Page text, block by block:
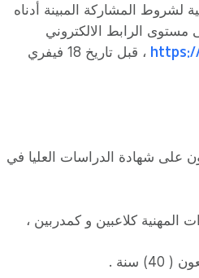
لشروط المشاركة المبينة أدناه
الرابط الالكتروني
، قبل تاريخ 18 فيفري
على شهادة الدراسات العليا في
كلاعبين و كمدربين ،
سنة .